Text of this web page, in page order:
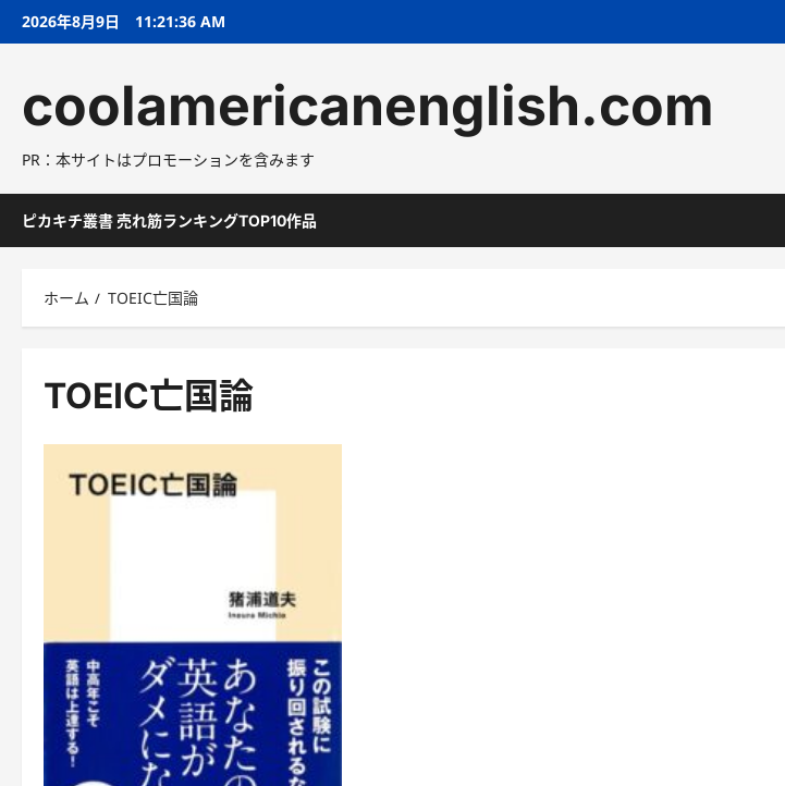
2026年8月9日 11:21:37 AM
coolamericanenglish.com
PR：本サイトはプロモーションを含みます
ピカキチ叢書 売れ筋ランキングTOP10作品
ホーム TOEIC亡国論
TOEIC亡国論